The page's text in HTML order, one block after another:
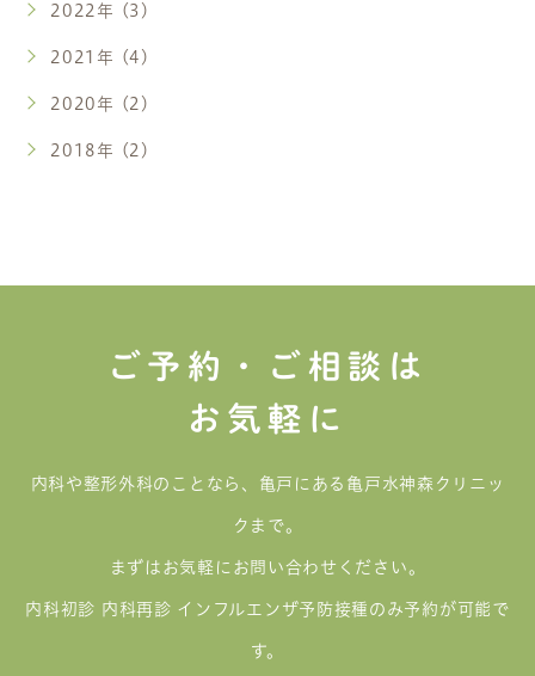
2022年 (3)
2021年 (4)
2020年 (2)
2018年 (2)
ご予約・ご相談は
お気軽に
内科や整形外科のことなら、亀戸にある亀戸水神森クリニッ
クまで。
まずはお気軽にお問い合わせください。
内科初診 内科再診 インフルエンザ予防接種のみ予約が可能で
す。